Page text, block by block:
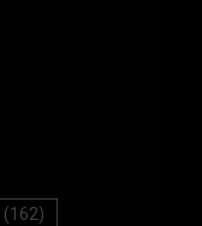
(162)